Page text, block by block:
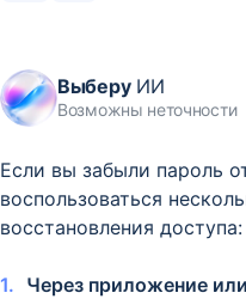
ВыберуИИ
Возможны неточности
Если вы забыли пароль
воспользоваться
восстановления доступа:
Через приложение